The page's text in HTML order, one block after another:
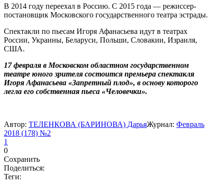
В 2014 году переехал в Россию. С 2015 года — режиссер-
постановщик Московского государственного театра эстрады.
Спектакли по пьесам Игоря Афанасьева идут в театрах
России, Украины, Беларуси, Польши, Словакии, Израиля,
США.
17 февраля в Московском областном государственном
театре юного зрителя состоится премьера спектакля
Игоря Афанасьева «Запретный плод», в основу которого
легла его собственная пьеса «Человечки».
Автор: ТЕЛЕНКОВА (БАРИНОВА) ДарьяЖурнал: Февраль
2018 (178) №2
1
0
Сохранить
Поделиться:
Теги: